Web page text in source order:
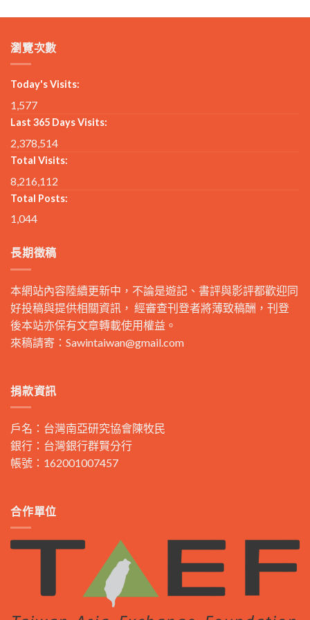
瀏覽次數
Today's Visits:
1,577
Last 365 Days Visits:
2,378,514
Total Visits:
8,216,112
Total Posts:
1,044
長期徵稿
本網站內容陸續更新中，不論是遊記、書評與影評都歡迎同
好投稿與提供相關資訊， 經審查刊登者將薄致稿酬，刊登
後本站亦保有文章轉載使用權益。
來稿請寄： Sawintaiwan@gmail.com
捐款資訊
戶名：台灣南亞研究協會陳牧民
銀行：台灣銀行群賢分行
帳號：162001007457
合作單位